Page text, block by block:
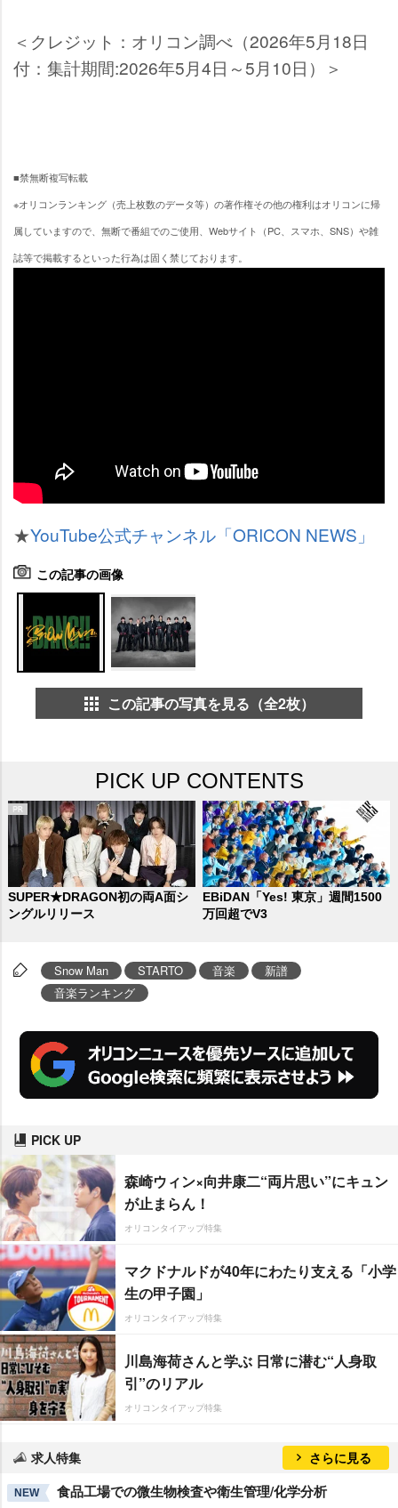
＜クレジット：オリコン調べ（2026年5月18日
付：集計期間:2026年5月4日～5月10日）＞
■禁無断複写転載
※オリコンランキング（売上枚数のデータ等）の著作権その他の権利はオリコンに帰
属していますので、無断で番組でのご使用、Webサイト（PC、スマホ、SNS）や雑
誌等で掲載するといった行為は固く禁じております。
★YouTube公式チャンネル「ORICON NEWS」
この記事の画像
この記事の写真を見る（全2枚）
PICK UP CONTENTS
SUPER★DRAGON初の両A面シ
ングルリリース
EBiDAN「Yes! 東京」週間1500
万回超でV3
Snow Man STARTO 音楽
新譜
音楽ランキング
PICK UP
森崎ウィン×向井康二“両片思い”にキュン
が止まらん！
オリコンタイアップ特集
マクドナルドが40年にわたり支える「小学
生の甲子園」
オリコンタイアップ特集
川島海荷さんと学ぶ 日常に潜む“人身取
引”のリアル
オリコンタイアップ特集
求人特集 さらに見る
NEW 食品工場での微生物検査や衛生管理/化学分析